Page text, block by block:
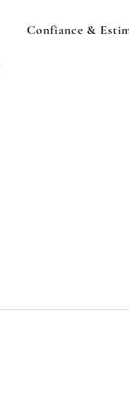
Confiance &